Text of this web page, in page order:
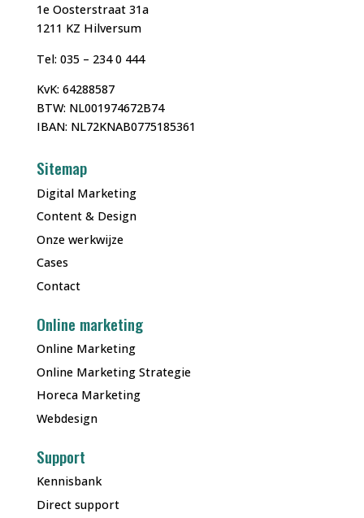
1e Oosterstraat 31a
1211 KZ Hilversum
Tel: 035 – 234 0 444
KvK: 64288587
BTW: NL001974672B74
IBAN: NL72KNAB0775185361
Sitemap
Digital Marketing
Content & Design
Onze werkwijze
Cases
Contact
Online marketing
Online Marketing
Online Marketing Strategie
Horeca Marketing
Webdesign
Support
Kennisbank
Direct support